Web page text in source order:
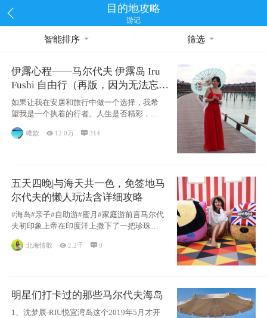
目的地攻略
游记
智能排序 筛选
伊露心程——马尔代夫 伊露岛 Iru
Fushi 自由行（再版，因为无法忘却
的留恋）
如果让我在安居和旅行中做一个选择，我希
望我是一个执着的行者。人生是否精彩，都
源于自己
唯歆  12.0万  314
五天四晚|与海天共一色，免签地马
尔代夫的懒人玩法含详细攻略
#海岛#亲子#自助游#蜜月#家庭游前言马尔代
夫初印象上帝在印度洋上撒下了一把珍珠，
北海情歌 2.2千 0
明星们打卡过的那些马尔代夫海岛
1、沈梦辰-RIU悦宜湾岛这个2019年5月才开